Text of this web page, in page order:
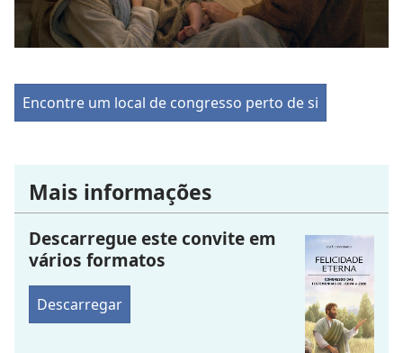
Encontre um local de congresso perto de si
Mais informações
Descarregue este convite em
vários formatos
Descarregar